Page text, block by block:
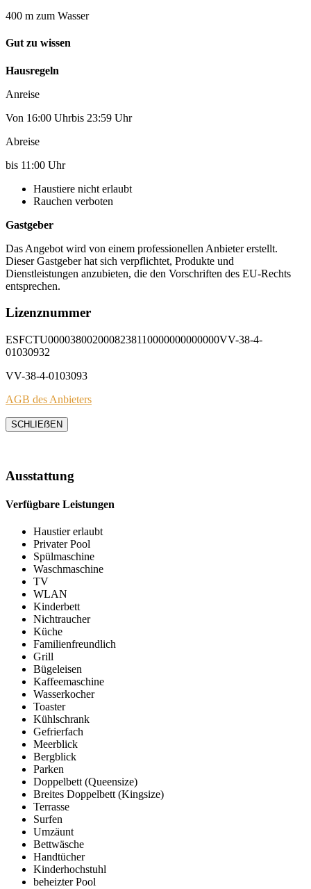
400 m zum Wasser
Gut zu wissen
Hausregeln
Anreise
Von 16:00 Uhrbis 23:59 Uhr
Abreise
bis 11:00 Uhr
Haustiere nicht erlaubt
Rauchen verboten
Gastgeber
Das Angebot wird von einem professionellen Anbieter erstellt.
Dieser Gastgeber hat sich verpflichtet, Produkte und
Dienstleistungen anzubieten, die den Vorschriften des EU-Rechts
entsprechen.
Lizenznummer
ESFCTU0000380020008238110000000000000VV-38-4-
01030932
VV-38-4-0103093
AGB des Anbieters
SCHLIEẞEN
Ausstattung
Verfügbare Leistungen
Haustier erlaubt
Privater Pool
Spülmaschine
Waschmaschine
TV
WLAN
Kinderbett
Nichtraucher
Küche
Familienfreundlich
Grill
Bügeleisen
Kaffeemaschine
Wasserkocher
Toaster
Kühlschrank
Gefrierfach
Meerblick
Bergblick
Parken
Doppelbett (Queensize)
Breites Doppelbett (Kingsize)
Terrasse
Surfen
Umzäunt
Bettwäsche
Handtücher
Kinderhochstuhl
beheizter Pool